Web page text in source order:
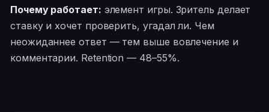
Почему работает: элемент игры. Зритель делает
ставку и хочет проверить, угадал ли. Чем
неожиданнее ответ — тем выше вовлечение и
комментарии. Retention — 48–55%.